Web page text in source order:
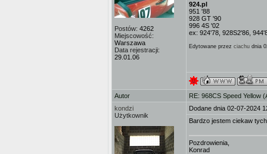
Postów: 4262
Miejscowość:
Warszawa
Data rejestracji:
29.01.06
924.pl
951 '88
928 GT '90
996 4S '02
ex: 924'78, 928S2'86,
Edytowane przez ciachu dnia
Autor
RE: 968CS Speed Yellow
kondzi
Użytkownik
Dodane dnia 02-07-2024
Bardzo jestem ciekaw
Pozdrowienia,
Konrad